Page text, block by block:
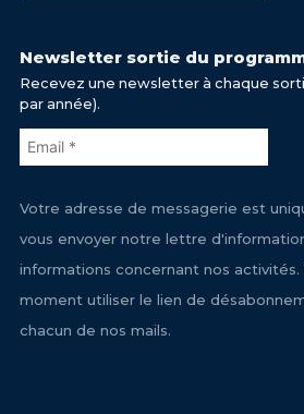
Newsletter sortie du
Recevez une newsletter à chaque
par année).
Votre adresse de messagerie est
vous envoyer notre lettre
informations concernant nos
moment utiliser le lien de
chacun de nos mails.